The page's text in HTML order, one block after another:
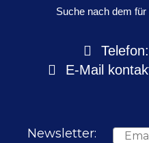
Suche nach dem
E-Mail
Newsletter: Email